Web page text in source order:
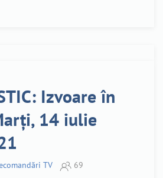
Izvoare în
14 iulie
TV 69